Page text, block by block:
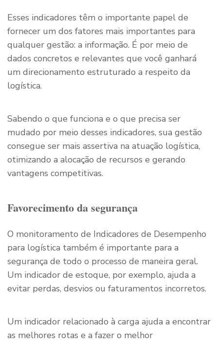
Esses indicadores têm o importante papel de
fornecer um dos fatores mais importantes para
qualquer gestão: a informação. É por meio de
dados concretos e relevantes que você ganhará
um direcionamento estruturado a respeito da
logística.
Sabendo o que funciona e o que precisa ser
mudado por meio desses indicadores, sua gestão
consegue ser mais assertiva na atuação logística,
otimizando a alocação de recursos e gerando
vantagens competitivas.
Favorecimento da segurança
O monitoramento de Indicadores de Desempenho
para logística também é importante para a
segurança de todo o processo de maneira geral.
Um indicador de estoque, por exemplo, ajuda a
evitar perdas, desvios ou faturamentos incorretos.
Um indicador relacionado à carga ajuda a encontrar
as melhores rotas e a fazer o melhor